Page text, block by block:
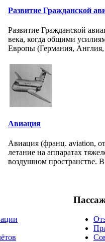
Развитие Гражданской
Развитие Гражданской
века, когда общими
Европы (Германия,
Авиация
Авиация (франц. aviation,
летание на аппаратах
воздушном пространстве. В